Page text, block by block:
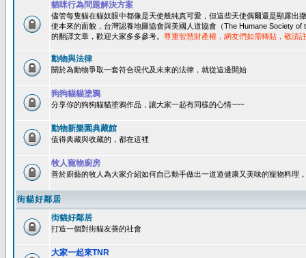
貓咪行為問題解決方案
儘管每隻貓在貓奴眼中都像是天使般純真可愛，但這些天使偶爾還是顯露出
使本來的面貌，台灣認養地圖協會與美國人道協會（The Humane Society
的翻譯文章，歡迎大家多多參考。 尊重智慧財產權，網友們如需轉貼，敬請
動物與法律
關於為動物爭取一套符合現代及未來的法律，就從這邊開始
狗狗貓貓塗鴉
分享你的狗狗貓貓塗鴉作品，讓大家一起有同樣的心情~~~
動物新樂園典藏館
值得典藏與收藏的，都在這裡
牧人寵物廚房
善於廚藝的牧人為大家介紹如何自己動手做出一道道健康又美味的寵物料理
街貓好鄰居
街貓好鄰居
打造一個對街貓友善的社會
大家一起來TNR